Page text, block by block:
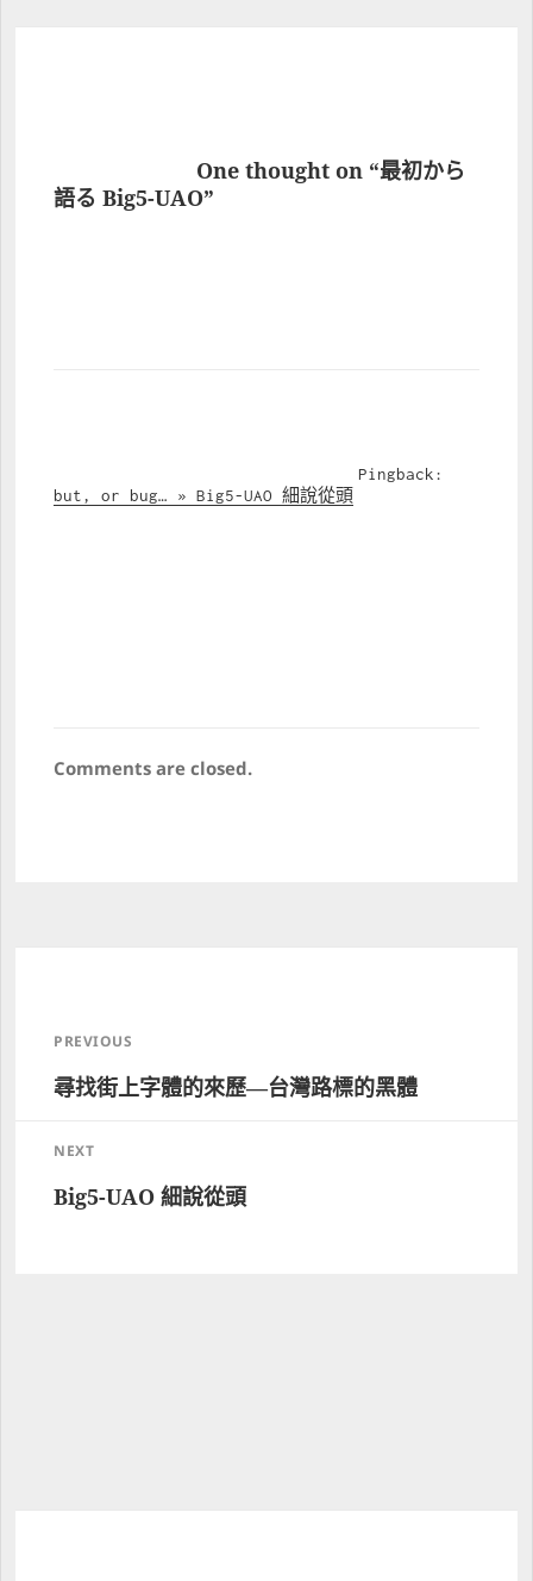
but, or bug… » Big5-UAO 細說從頭
Comments are closed.
PREVIOUS
Previous
尋找街上字體的來歷—台灣路標的黑體
NEXT
Next
post:
Big5-UAO 細說從頭